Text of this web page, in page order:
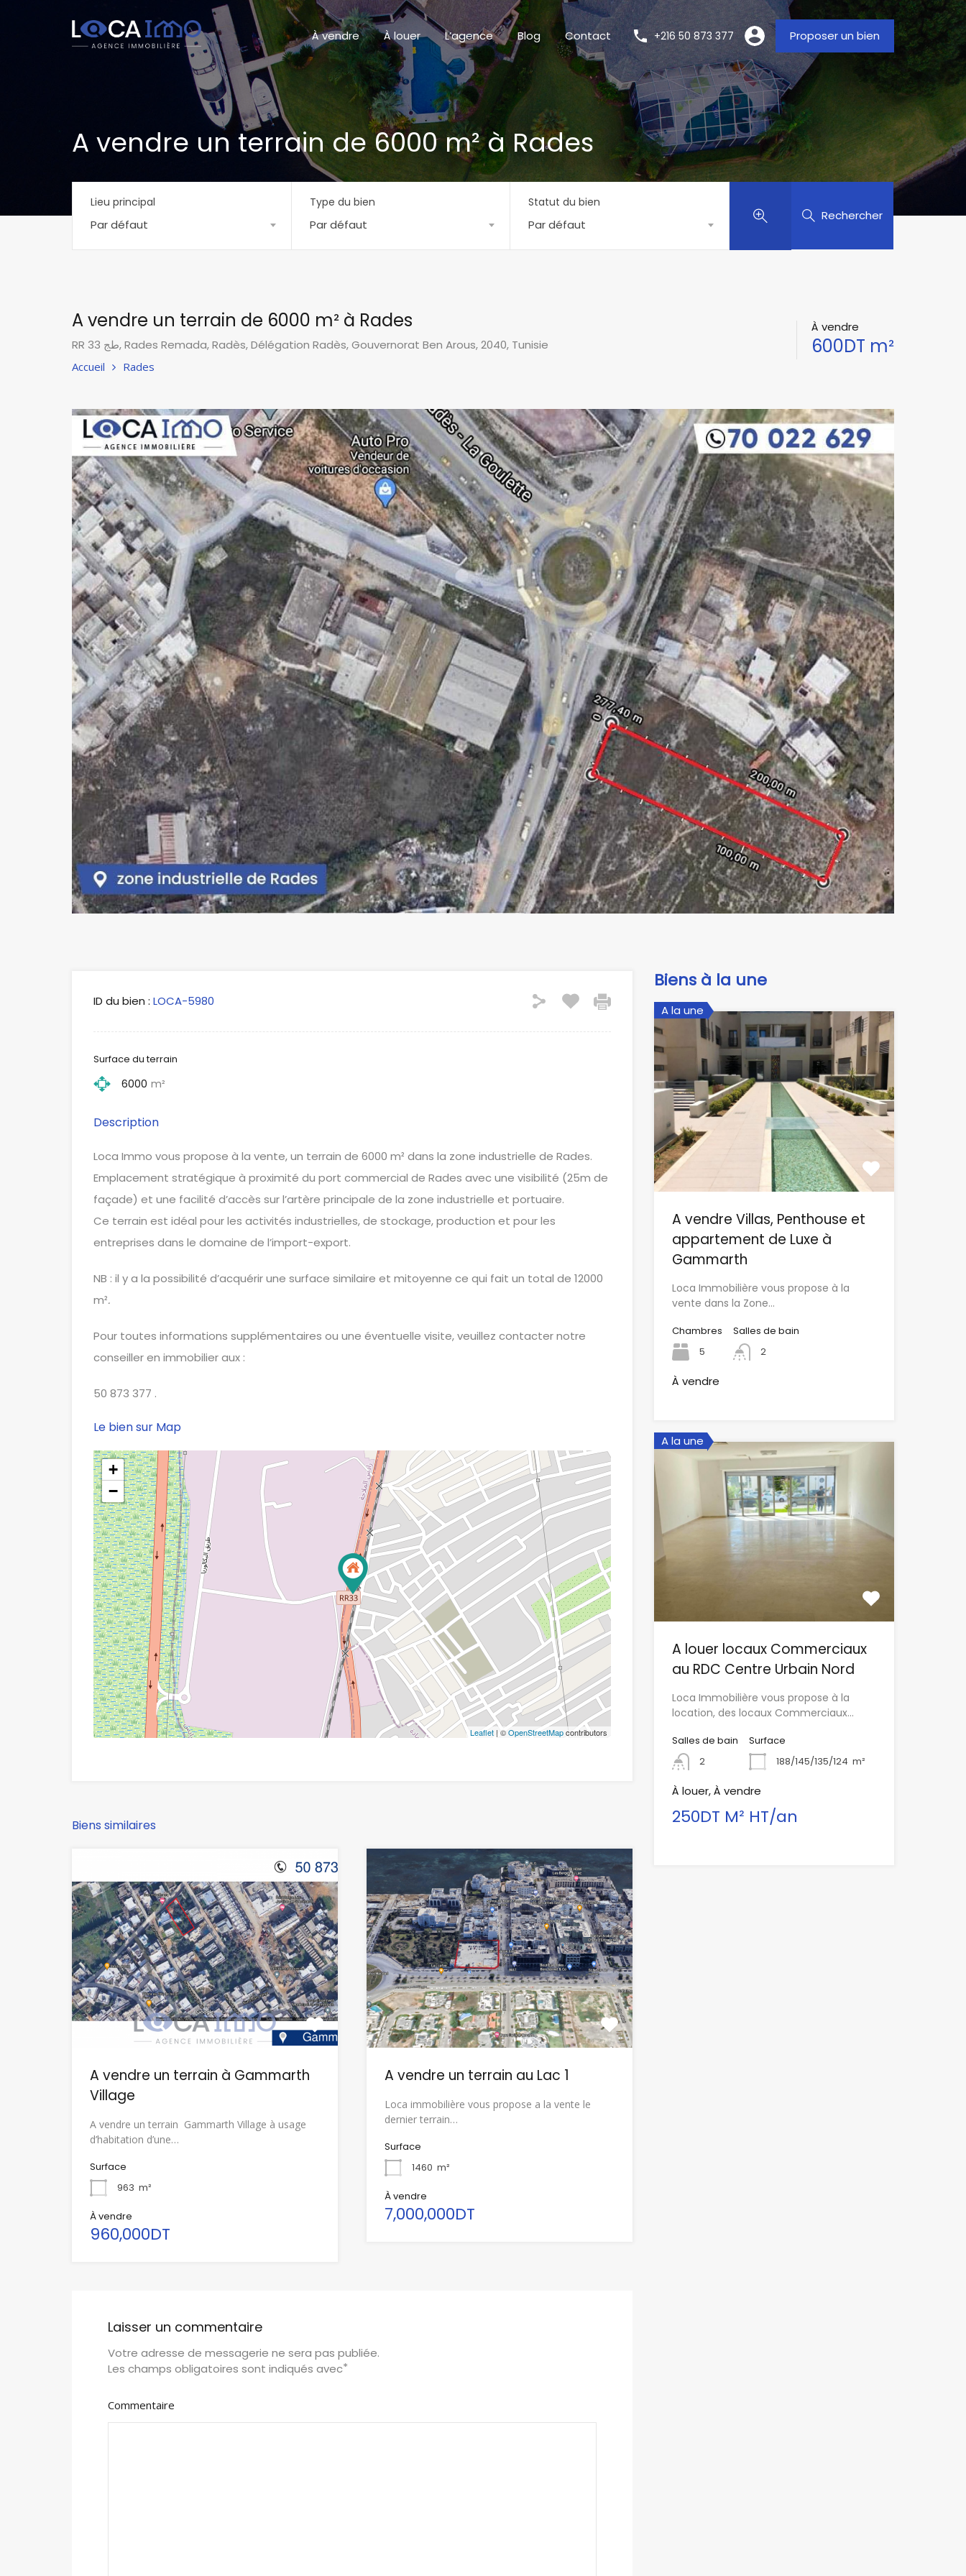
À vendre À louer L’agence Blog Contact +216 50 873 377 Proposer un bien
A vendre un terrain de 6000 m² à Rades
Lieu principal
Par défaut
Type du bien
Par défaut
Statut du bien
Par défaut
Rechercher
A vendre un terrain de 6000 m² à Rades
RR 33 طج, Rades Remada, Radès, Délégation Radès, Gouvernorat Ben Arous, 2040, Tunisie
Accueil Rades
À vendre
600DT m²
ID du bien : LOCA-5980
Surface du terrain
6000 m²
Description
Loca Immo vous propose à la vente, un terrain de 6000 m² dans la zone industrielle de Rades.
Emplacement stratégique à proximité du port commercial de Rades avec une visibilité (25m de
façade) et une facilité d’accès sur l’artère principale de la zone industrielle et portuaire.
Ce terrain est idéal pour les activités industrielles, de stockage, production et pour les
entreprises dans le domaine de l’import-export.
NB : il y a la possibilité d’acquérir une surface similaire et mitoyenne ce qui fait un total de 12000
m².
Pour toutes informations supplémentaires ou une éventuelle visite, veuillez contacter notre
conseiller en immobilier aux :
50 873 377 .
Le bien sur Map
+
−
Leaflet| ©OpenStreetMapcontributors
Biens similaires
A vendre un terrain à Gammarth
Village
A vendre un terrain Gammarth Village à usage
d’habitation d’une…
Surface
963 m²
À vendre
960,000DT
A vendre un terrain au Lac 1
Loca immobilière vous propose a la vente le
dernier terrain…
Surface
1460 m²
À vendre
7,000,000DT
Laisser un commentaire
Votre adresse de messagerie ne sera pas publiée.
Les champs obligatoires sont indiqués avec*
Commentaire
Biens à la une
A la une
A vendre Villas, Penthouse et
appartement de Luxe à
Gammarth
Loca Immobilière vous propose à la
vente dans la Zone…
Chambres
5
Salles de bain
2
À vendre
A la une
A louer locaux Commerciaux
au RDC Centre Urbain Nord
Loca Immobilière vous propose à la
location, des locaux Commerciaux…
Salles de bain
2
Surface
188/145/135/124 m²
À louer, À vendre
250DT M² HT/an